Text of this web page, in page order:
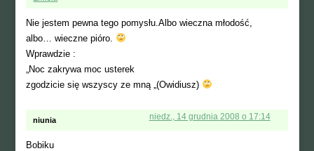
Nie jestem pewna tego pomysłu.Albo wieczna młodość,
albo… wieczne pióro.
Wprawdzie :
„Noc zakrywa moc usterek
zgodzicie się wszyscy ze mną „(Owidiusz)
niunia niedz., 14 grudnia 2008 o 17:14
Bobiku